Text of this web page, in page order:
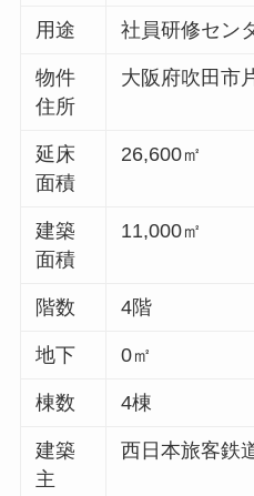
用途 社員研修セン
物件
住所
大阪府吹田市
延床
面積
26,600㎡
建築
面積
11,000㎡
階数 4階
地下 0㎡
棟数 4棟
建築
主
西日本旅客鉄